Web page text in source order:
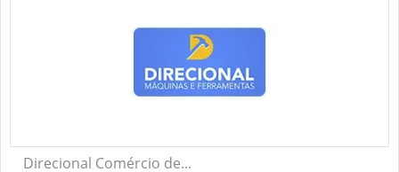
Direcional Comércio de...